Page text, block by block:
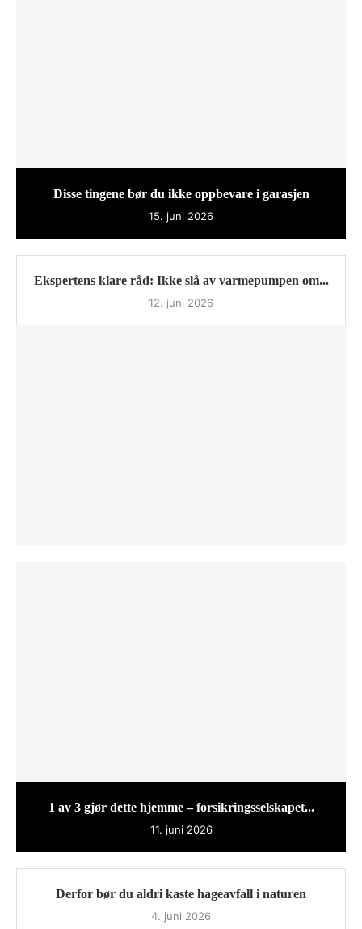
Disse tingene bør du ikke oppbevare i garasjen
15. juni 2026
Ekspertens klare råd: Ikke slå av varmepumpen om...
12. juni 2026
1 av 3 gjør dette hjemme – forsikringsselskapet...
11. juni 2026
Derfor bør du aldri kaste hageavfall i naturen
4. juni 2026